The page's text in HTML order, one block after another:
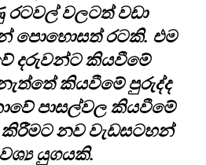
රටවල් වලටත් වඩා
පොහොසත් රටකි. එම
දරුවන්ට කියවීමේ
කියවීමේ පුරුද්ද
පාසල්වල කියවීමේ
කිරීමට නව වැඩසටහන්
යුගයකි.